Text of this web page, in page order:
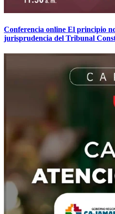
Conferencia online El principio
jurisprudencia del Tribunal